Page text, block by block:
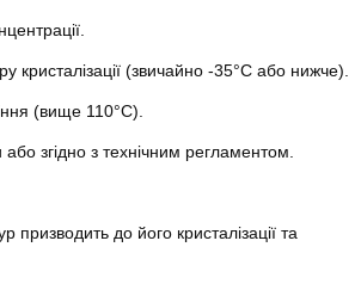
(звичайно -35°C або нижче).
(вище 110°C).
згідно з технічним регламентом.
до його кристалізації та